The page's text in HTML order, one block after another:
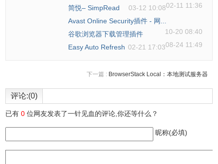
6.在使用Calmly Writer编写完成之后，还可以把文档导入
1.Calmly Writer插件支持从纯文本、HTML、Microsoft Word
等格式导入导出所需要的文档。
2.Calmly Writer插件支持全屏和聚焦模式，可以让用户更加
02-11 11:36
简悦– SimpRead
03-12 10:08
Avast Online Security插件 - 网...
10-20 08:40
谷歌浏览器下载管理插件
08-24 11:49
Easy Auto Refresh 02-21 17:03
下一篇 : BrowserStack Local：本地测试服务器
评论:(0)
已有0 位网友发表了一针见血的评论,你还等什么？
昵称(必填)